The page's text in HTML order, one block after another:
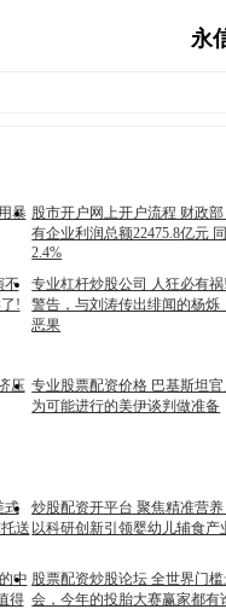
永
暴 股市开户网上开户流程 财政
有企业利润总额22475.8亿元
2.4%
不
!
专业杠杆炒股公司 人狂必有
警告，与刘涛传出绯闻的杨烁
恶果
压 专业股票配资价格 巴基斯坦
为可能进行的美伊谈判做准备
式
送
炒股配资开平台 聚焦精准营
以科研创新引领婴幼儿辅食产
中
得
股票配资炒股论坛 全世界门
会，今年的投胎大赛赢家都有